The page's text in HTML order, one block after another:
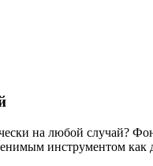
на любой случай?
инструментом